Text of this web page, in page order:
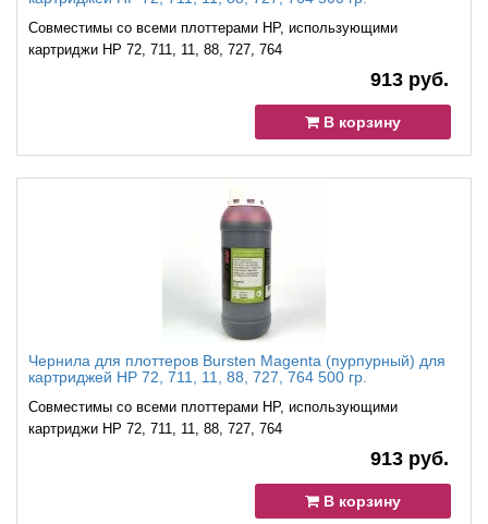
Совместимы со всеми плоттерами HP, использующими
картриджи HP 72, 711, 11, 88, 727, 764
913 руб.
В корзину
Чернила для плоттеров Bursten Magenta (пурпурный) для
картриджей HP 72, 711, 11, 88, 727, 764 500 гр.
Совместимы со всеми плоттерами HP, использующими
картриджи HP 72, 711, 11, 88, 727, 764
913 руб.
В корзину